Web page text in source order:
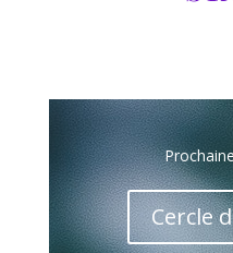
Cercle